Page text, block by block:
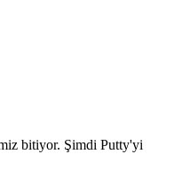
bitiyor. Şimdi Putty'yi